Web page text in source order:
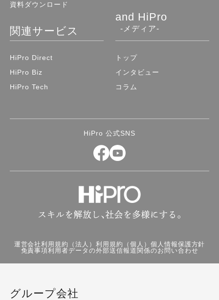
HiPro 公式SNS
資料ダウンロード
関連サービス
HiPro Direct
HiPro Biz
HiPro Tech
and HiPro
-メディア-
トップ
インタビュー
コラム
運営会社利用規約（法人）利用規約（個人） 個人情報保護方針
免責事項利用者データの外部送信報道関係のお問い合わせ
グループ会社